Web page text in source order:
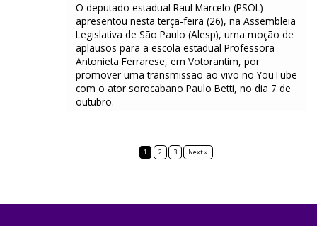
O deputado estadual Raul Marcelo (PSOL)
apresentou nesta terça-feira (26), na Assembleia
Legislativa de São Paulo (Alesp), uma moção de
aplausos para a escola estadual Professora
Antonieta Ferrarese, em Votorantim, por
promover uma transmissão ao vivo no YouTube
com o ator sorocabano Paulo Betti, no dia 7 de
outubro.
1 2 3 Next »